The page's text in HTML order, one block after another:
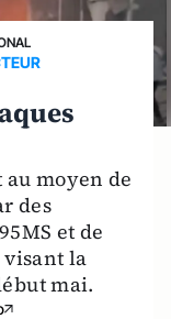
moyen de
des
et de
visant la
mai.